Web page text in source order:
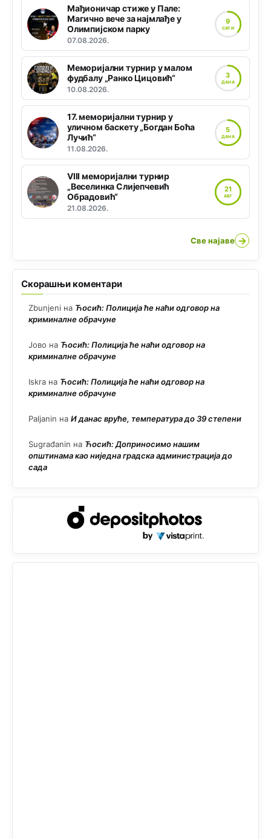
Мађионичар стиже у Пале:
Магично вече за најмлађе у
Олимпијском парку
07.08.2026.
9
САТИ
Меморијални турнир у малом
фудбалу „Ранко Цицовић“
10.08.2026.
3
ДАНА
17. меморијални турнир у
уличном баскету „Богдан Боћа
Лучић“
11.08.2026.
5
ДАНА
VIII меморијални турнир
„Веселинка Слијепчевић
Обрадовић“
21.08.2026.
21
АВГ
Све најаве →
Скорашњи коментари
Zbunjeni на Ћосић: Полиција ће наћи одговор на
криминалне обрачуне
Јово на Ћосић: Полиција ће наћи одговор на
криминалне обрачуне
Iskra на Ћосић: Полиција ће наћи одговор на
криминалне обрачуне
Paljanin на И данас вруће, температура до 39 степени
Sugrađanin на Ћосић: Доприносимо нашим
општинама као ниједна градска администрација до
сада